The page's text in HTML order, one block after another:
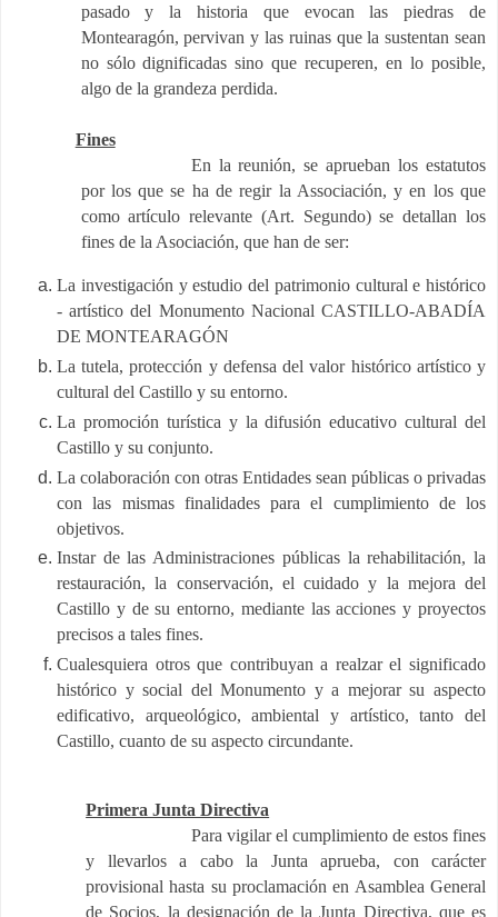
pasado y la historia que evocan las piedras de
Montearagón, pervivan y las ruinas que la sustentan sean
no sólo dignificadas sino que recuperen, en lo posible,
algo de la grandeza perdida.
Fines
En la reunión, se aprueban los estatutos
por los que se ha de regir la Associación, y en los que
como artículo relevante (Art. Segundo) se detallan los
fines de la Asociación, que han de ser:
La investigación y estudio del patrimonio cultural e histórico
- artístico del Monumento Nacional CASTILLO-ABADÍA
DE MONTEARAGÓN
La tutela, protección y defensa del valor histórico artístico y
cultural del Castillo y su entorno.
La promoción turística y la difusión educativo cultural del
Castillo y su conjunto.
La colaboración con otras Entidades sean públicas o privadas
con las mismas finalidades para el cumplimiento de los
objetivos.
Instar de las Administraciones públicas la rehabilitación, la
restauración, la conservación, el cuidado y la mejora del
Castillo y de su entorno, mediante las acciones y proyectos
precisos a tales fines.
Cualesquiera otros que contribuyan a realzar el significado
histórico y social del Monumento y a mejorar su aspecto
edificativo, arqueológico, ambiental y artístico, tanto del
Castillo, cuanto de su aspecto circundante.
Primera Junta Directiva
Para vigilar el cumplimiento de estos fines
y llevarlos a cabo la Junta aprueba, con carácter
provisional hasta su proclamación en Asamblea General
de Socios, la designación de la Junta Directiva, que es